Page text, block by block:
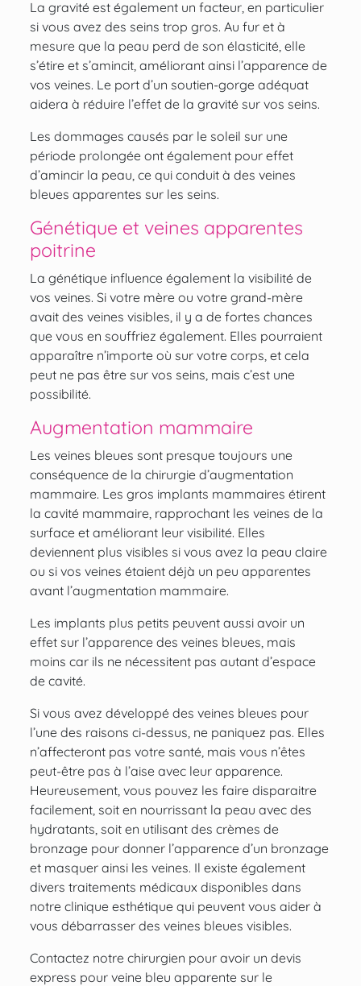
La gravité est également un facteur, en particulier
si vous avez des seins trop gros. Au fur et à
mesure que la peau perd de son élasticité, elle
s’étire et s’amincit, améliorant ainsi l’apparence de
vos veines. Le port d’un soutien-gorge adéquat
aidera à réduire l’effet de la gravité sur vos seins.
Les dommages causés par le soleil sur une
période prolongée ont également pour effet
d’amincir la peau, ce qui conduit à des veines
bleues apparentes sur les seins.
Génétique et veines apparentes
poitrine
La génétique influence également la visibilité de
vos veines. Si votre mère ou votre grand-mère
avait des veines visibles, il y a de fortes chances
que vous en souffriez également. Elles pourraient
apparaître n’importe où sur votre corps, et cela
peut ne pas être sur vos seins, mais c’est une
possibilité.
Augmentation mammaire
Les veines bleues sont presque toujours une
conséquence de la chirurgie d’augmentation
mammaire. Les gros implants mammaires étirent
la cavité mammaire, rapprochant les veines de la
surface et améliorant leur visibilité. Elles
deviennent plus visibles si vous avez la peau claire
ou si vos veines étaient déjà un peu apparentes
avant l’augmentation mammaire.
Les implants plus petits peuvent aussi avoir un
effet sur l’apparence des veines bleues, mais
moins car ils ne nécessitent pas autant d’espace
de cavité.
Si vous avez développé des veines bleues pour
l’une des raisons ci-dessus, ne paniquez pas. Elles
n’affecteront pas votre santé, mais vous n’êtes
peut-être pas à l’aise avec leur apparence.
Heureusement, vous pouvez les faire disparaitre
facilement, soit en nourrissant la peau avec des
hydratants, soit en utilisant des crèmes de
bronzage pour donner l’apparence d’un bronzage
et masquer ainsi les veines. Il existe également
divers traitements médicaux disponibles dans
notre clinique esthétique qui peuvent vous aider à
vous débarrasser des veines bleues visibles.
Contactez notre chirurgien pour avoir un devis
express pour veine bleu apparente sur le